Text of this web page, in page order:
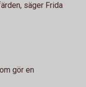
säger Frida
gör en